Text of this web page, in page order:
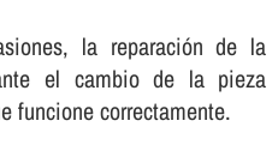
la reparación de la
el cambio de la pieza
funcione correctamente.